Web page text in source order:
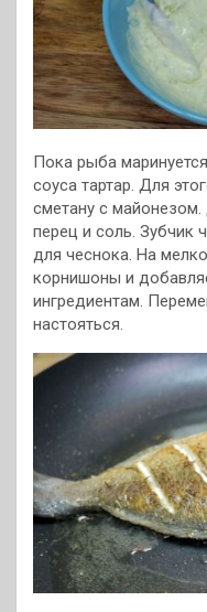
Пока рыба
соуса тартар. Для
сметану с
перец и соль. Зубчик
для чеснока. На
корнишоны и
ингредиентам.
настояться.